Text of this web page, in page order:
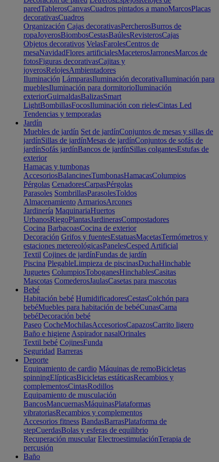
paredTablerosCanvasCuadros pintados a manoMarcosPlacas
decorativasCuadros
Organización Cajas decorativasPercherosBurros de
ropaJoyerosBiombosCestasBaúlesRevisterosCajas
Objetos decorativos VelasFarolesCentros de
mesaNavidadFlores artificialesMaceterosJarronesMarcos de
fotosFiguras decorativasCajitas y
joyerosRelojesAmbientadores
Iluminación LámparasIluminación decorativaIluminación para
mueblesIluminación para dormitorioIluminación
exteriorGuirnaldasBalizasSmart
LightBombillasFocosIluminación con rielesCintas Led
Tendencias y temporadas
Jardín
Muebles de jardín Set de jardínConjuntos de mesas y sillas de
jardínSillas de jardínMesas de jardínConjuntos de sofás de
jardínSofás jardínBancos de jardínSillas colgantesEstufas de
exterior
Hamacas y tumbonas
AccesoriosBalancinesTumbonasHamacasColumpios
Pérgolas CenadoresCarpasPérgolas
Parasoles SombrillasParasolesToldos
Almacenamiento ArmariosArcones
Jardinería MaquinariaHuertos
UrbanosRiegoPlantasJardinerasCompostadores
Cocina BarbacoasCocina de exterior
Decoración Grifos y fuentesEstatuasMacetasTermómetros y
estaciones metereológicasPanelesCesped Artificial
Textil Cojines de jardínFundas de jardín
Piscina PlegableLimpieza de piscinasDuchaHinchable
Juguetes ColumpiosToboganesHinchablesCasitas
Mascotas ComederosJaulasCasetas para mascotas
Bebé
Habitación bebé HumidificadoresCestasColchón para
bebéMuebles para habitación de bebéCunasCama
bebéDecoración bebé
Paseo CocheMochilasAccesoriosCapazosCarrito ligero
Baño e higiene Aspirador nasalOrinales
Textil bebé CojinesFunda
Seguridad Barreras
Deporte
Equipamiento de cardio Máquinas de remoBicicletas
spinningElípticasBicicletas estáticasRecambios y
complementosCintasRodillos
Equipamiento de musculación
BancosMancuernasMáquinasPlataformas
vibratoriasRecambios y complementos
Accesorios fitness BandasBarrasPlataforma de
stepCuerdasBolas y esferas de equilibrio
Recuperación muscular ElectroestimulaciónTerapia de
percusión
Baño